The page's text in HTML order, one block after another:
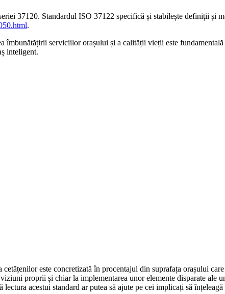
37120. Standardul ISO 37122 specifică și stabilește definiții și
.
îmbunătățirii serviciilor orașului și a calității vieții este
inteligent.
este concretizată în procentajul din suprafața orașului
proprii și chiar la implementarea unor elemente disparate ale
acestui standard ar putea să ajute pe cei implicați să